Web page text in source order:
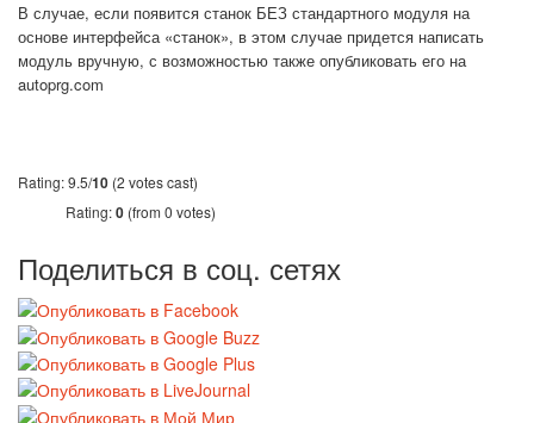
В случае, если появится станок БЕЗ стандартного модуля на
основе интерфейса «станок», в этом случае придется написать
модуль вручную, с возможностью также опубликовать его на
autoprg.com
Rating: 9.5/10 (2 votes cast)
Rating:0 (from 0 votes)
Поделиться в соц. сетях